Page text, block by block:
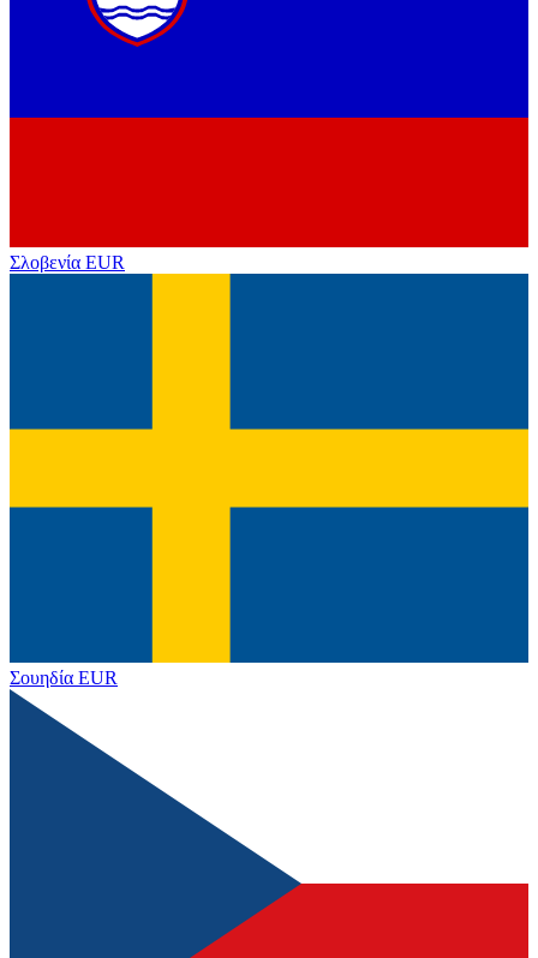
Σλοβενία EUR
Σουηδία EUR